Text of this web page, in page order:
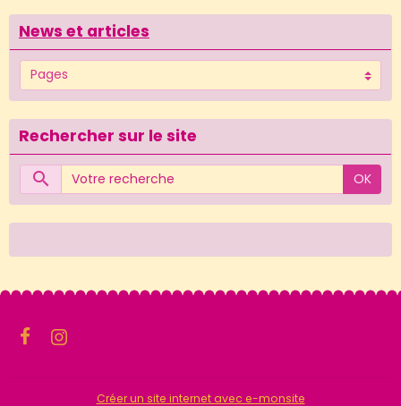
News et articles
Rechercher sur le site
OK
Créer un site internet avec e-monsite